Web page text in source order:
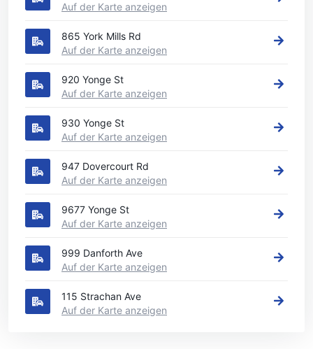
Auf der Karte anzeigen
865 York Mills Rd
Auf der Karte anzeigen
920 Yonge St
Auf der Karte anzeigen
930 Yonge St
Auf der Karte anzeigen
947 Dovercourt Rd
Auf der Karte anzeigen
9677 Yonge St
Auf der Karte anzeigen
999 Danforth Ave
Auf der Karte anzeigen
115 Strachan Ave
Auf der Karte anzeigen